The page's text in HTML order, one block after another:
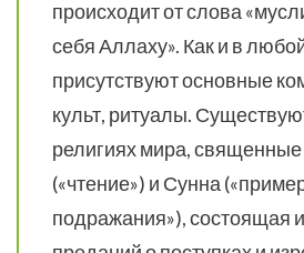
происходит от слова
себя Аллаху». Как и в
присутствуют основные
культ, ритуалы.
религиях мира, священные
(«чтение») и Сунна
подражания»), состоящая